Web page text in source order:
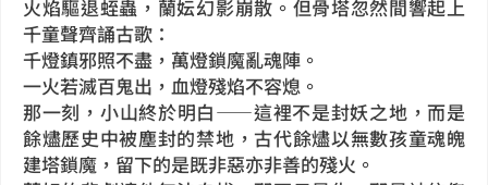
火焰驅退蛭蟲，蘭妘幻影崩散。但骨塔忽然間響起上
千童聲齊誦古歌：
千燈鎮邪照不盡，萬燈鎖魔亂魂陣。
一火若滅百鬼出，血燈殘焰不容熄。
那一刻，小山終於明白——這裡不是封妖之地，而是
餘燼歷史中被塵封的禁地，古代餘燼以無數孩童魂魄
建塔鎖魔，留下的是既非惡亦非善的殘火。